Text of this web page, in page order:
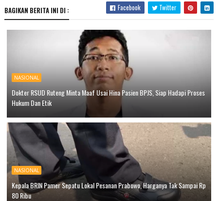
BAGIKAN BERITA INI DI : Facebook Twitter
NASIONAL
Dokter RSUD Ruteng Minta Maaf Usai Hina Pasien BPJS, Siap Hadapi Proses
Hukum Dan Etik
NASIONAL
Kepala BRIN Pamer Sepatu Lokal Pesanan Prabowo, Harganya Tak Sampai Rp
80 Ribu